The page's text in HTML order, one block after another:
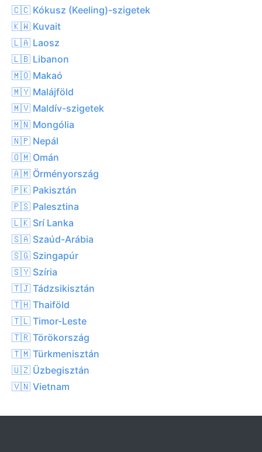
🇨🇨 Kókusz (Keeling)-szigetek
🇰🇼 Kuvait
🇱🇦 Laosz
🇱🇧 Libanon
🇲🇴 Makaó
🇲🇾 Malájföld
🇲🇻 Maldív-szigetek
🇲🇳 Mongólia
🇳🇵 Nepál
🇴🇲 Omán
🇦🇲 Örményország
🇵🇰 Pakisztán
🇵🇸 Palesztina
🇱🇰 Srí Lanka
🇸🇦 Szaúd-Arábia
🇸🇬 Szingapúr
🇸🇾 Szíria
🇹🇯 Tádzsikisztán
🇹🇭 Thaiföld
🇹🇱 Timor-Leste
🇹🇷 Törökország
🇹🇲 Türkmenisztán
🇺🇿 Üzbegisztán
🇻🇳 Vietnam